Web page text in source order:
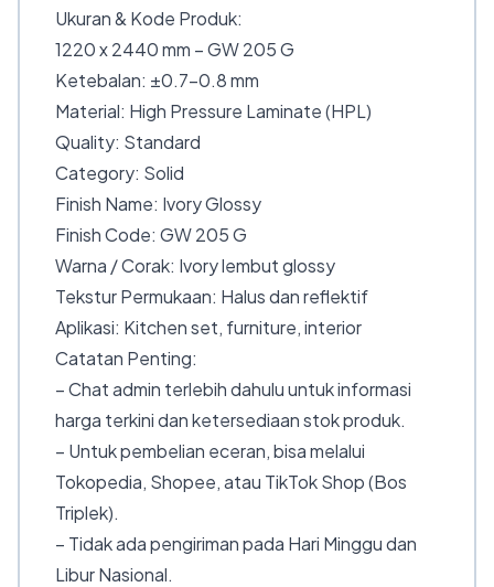
Ukuran & Kode Produk:
1220 x 2440 mm – GW 205 G
Ketebalan: ±0.7–0.8 mm
Material: High Pressure Laminate (HPL)
Quality: Standard
Category: Solid
Finish Name: Ivory Glossy
Finish Code: GW 205 G
Warna / Corak: Ivory lembut glossy
Tekstur Permukaan: Halus dan reflektif
Aplikasi: Kitchen set, furniture, interior
Catatan Penting:
– Chat admin terlebih dahulu untuk informasi
harga terkini dan ketersediaan stok produk.
– Untuk pembelian eceran, bisa melalui
Tokopedia, Shopee, atau TikTok Shop (Bos
Triplek).
– Tidak ada pengiriman pada Hari Minggu dan
Libur Nasional.